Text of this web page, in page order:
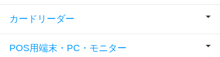
カードリーダー
POS用端末・PC・モニター